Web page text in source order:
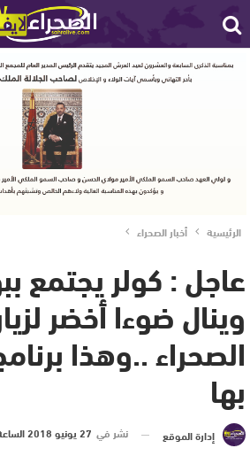
الرئيسية أخبار الصحراء
عاجل : كولر يجتمع
وينال ضوءا أخضر
الصحراء ..وهذا
بها
إدارة الموقع نشر في 27 يونيو 2018 الساعة 2 و 21 دقيقة